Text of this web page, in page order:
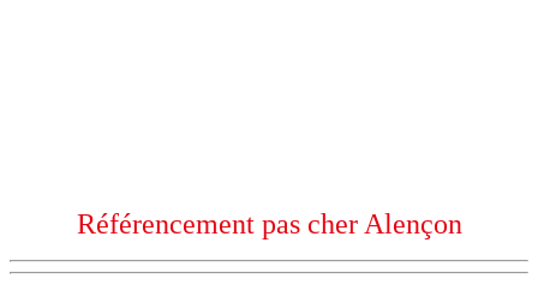
Référencement pas cher Alençon